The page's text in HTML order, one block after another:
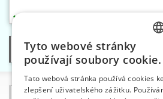
Kategorie
Tyto webové stránky
používají soubory cookie.
Tato webová stránka používá cookies ke
zlepšení uživatelského zážitku.